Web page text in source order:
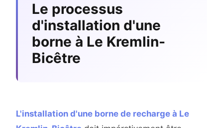
Le processus
d'installation d'une
borne à Le Kremlin-
Bicêtre
L'installation d'une borne de recharge à Le